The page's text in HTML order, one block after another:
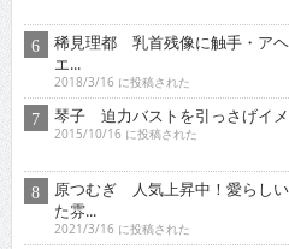
稀見理都 乳首残像に触手・ア
エ...
2018/3/16 に投稿された
琴子 迫力バストを引っさげイメ
2015/10/16 に投稿された
原つむぎ 人気上昇中！愛らし
た雰...
2021/3/16 に投稿された